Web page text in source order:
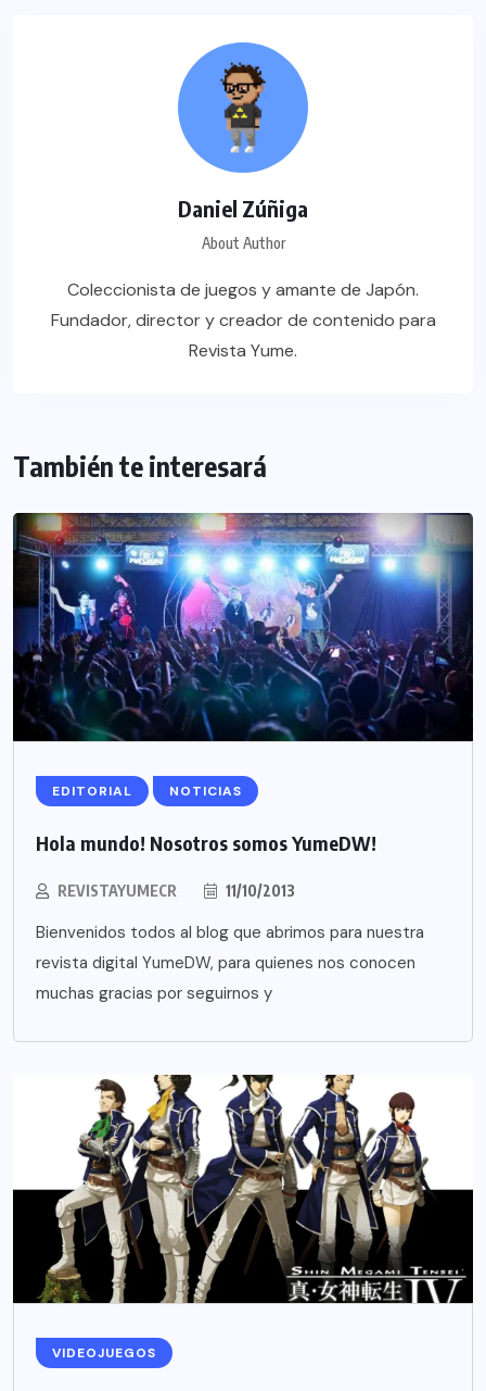
Daniel Zúñiga
About Author
Coleccionista de juegos y amante de Japón.
Fundador, director y creador de contenido para
Revista Yume.
También te interesará
EDITORIAL NOTICIAS
Hola mundo! Nosotros somos YumeDW!
REVISTAYUMECR 11/10/2013
Bienvenidos todos al blog que abrimos para nuestra
revista digital YumeDW, para quienes nos conocen
muchas gracias por seguirnos y
VIDEOJUEGOS